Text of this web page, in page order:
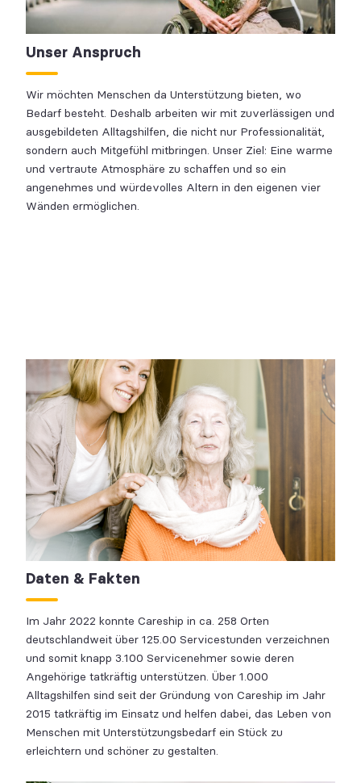
Unser Anspruch
Wir möchten Menschen da Unterstützung bieten, wo
Bedarf besteht. Deshalb arbeiten wir mit zuverlässigen und
ausgebildeten Alltagshilfen, die nicht nur Professionalität,
sondern auch Mitgefühl mitbringen. Unser Ziel: Eine warme
und vertraute Atmosphäre zu schaffen und so ein
angenehmes und würdevolles Altern in den eigenen vier
Wänden ermöglichen.
Daten & Fakten
Im Jahr 2022 konnte Careship in ca. 258 Orten
deutschlandweit über 125.00 Servicestunden verzeichnen
und somit knapp 3.100 Servicenehmer sowie deren
Angehörige tatkräftig unterstützen. Über 1.000
Alltagshilfen sind seit der Gründung von Careship im Jahr
2015 tatkräftig im Einsatz und helfen dabei, das Leben von
Menschen mit Unterstützungsbedarf ein Stück zu
erleichtern und schöner zu gestalten.